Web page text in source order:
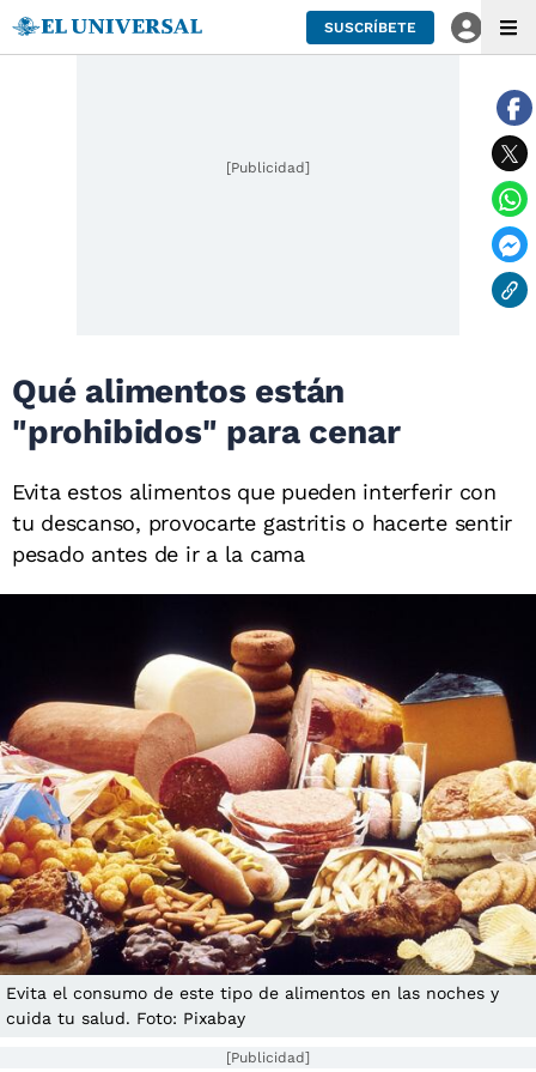
SUSCRÍBETE
[Publicidad]
Qué alimentos están
"prohibidos" para cenar
Evita estos alimentos que pueden interferir con
tu descanso, provocarte gastritis o hacerte sentir
pesado antes de ir a la cama
Evita el consumo de este tipo de alimentos en las noches y
cuida tu salud. Foto: Pixabay
[Publicidad]